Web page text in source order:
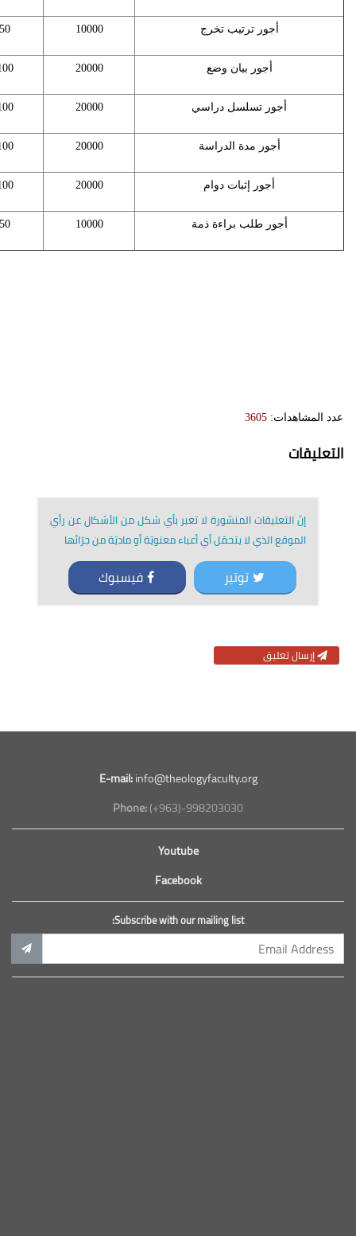
50 10000 أجور ترتيب تخرج
20000 أجور بيان وضع
20000 أجور تسلسل دراسي
20000 أجور مدة الدراسة
20000 أجور إثبات دوام
50 10000 أجور طلب براءة ذمة
عدد المشاهدات: 3605
التعليقات
إنّ التعليقات المنشورة لا تعبر بأي شكل من الأشكال عن رأي
الموقع الذي لا يتحمّل أي أعباء معنويّة أو ماديّة من جرّائها
توتير فيسبوك
إرسال تعليق
E-mail:info@theologyfaculty.org
Phone:(+963)-998203030
Youtube
Facebook
Subscribe with our mailing list: